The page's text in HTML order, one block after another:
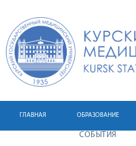
ГЛАВНАЯ ОБРАЗОВАНИЕ
СОБЫТИЯ